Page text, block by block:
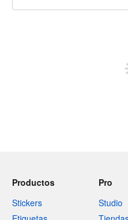
Productos
Stickers
Pro
Studio